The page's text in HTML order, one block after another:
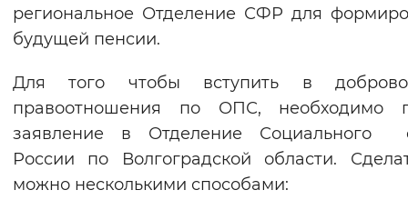
региональное Отделение СФР для
будущей пенсии.
Для того чтобы вступить в
правоотношения по ОПС, необходимо
заявление в Отделение Социального
России по Волгоградской области.
можно несколькими способами: